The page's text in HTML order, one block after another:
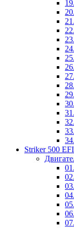
Striker 500 EFI